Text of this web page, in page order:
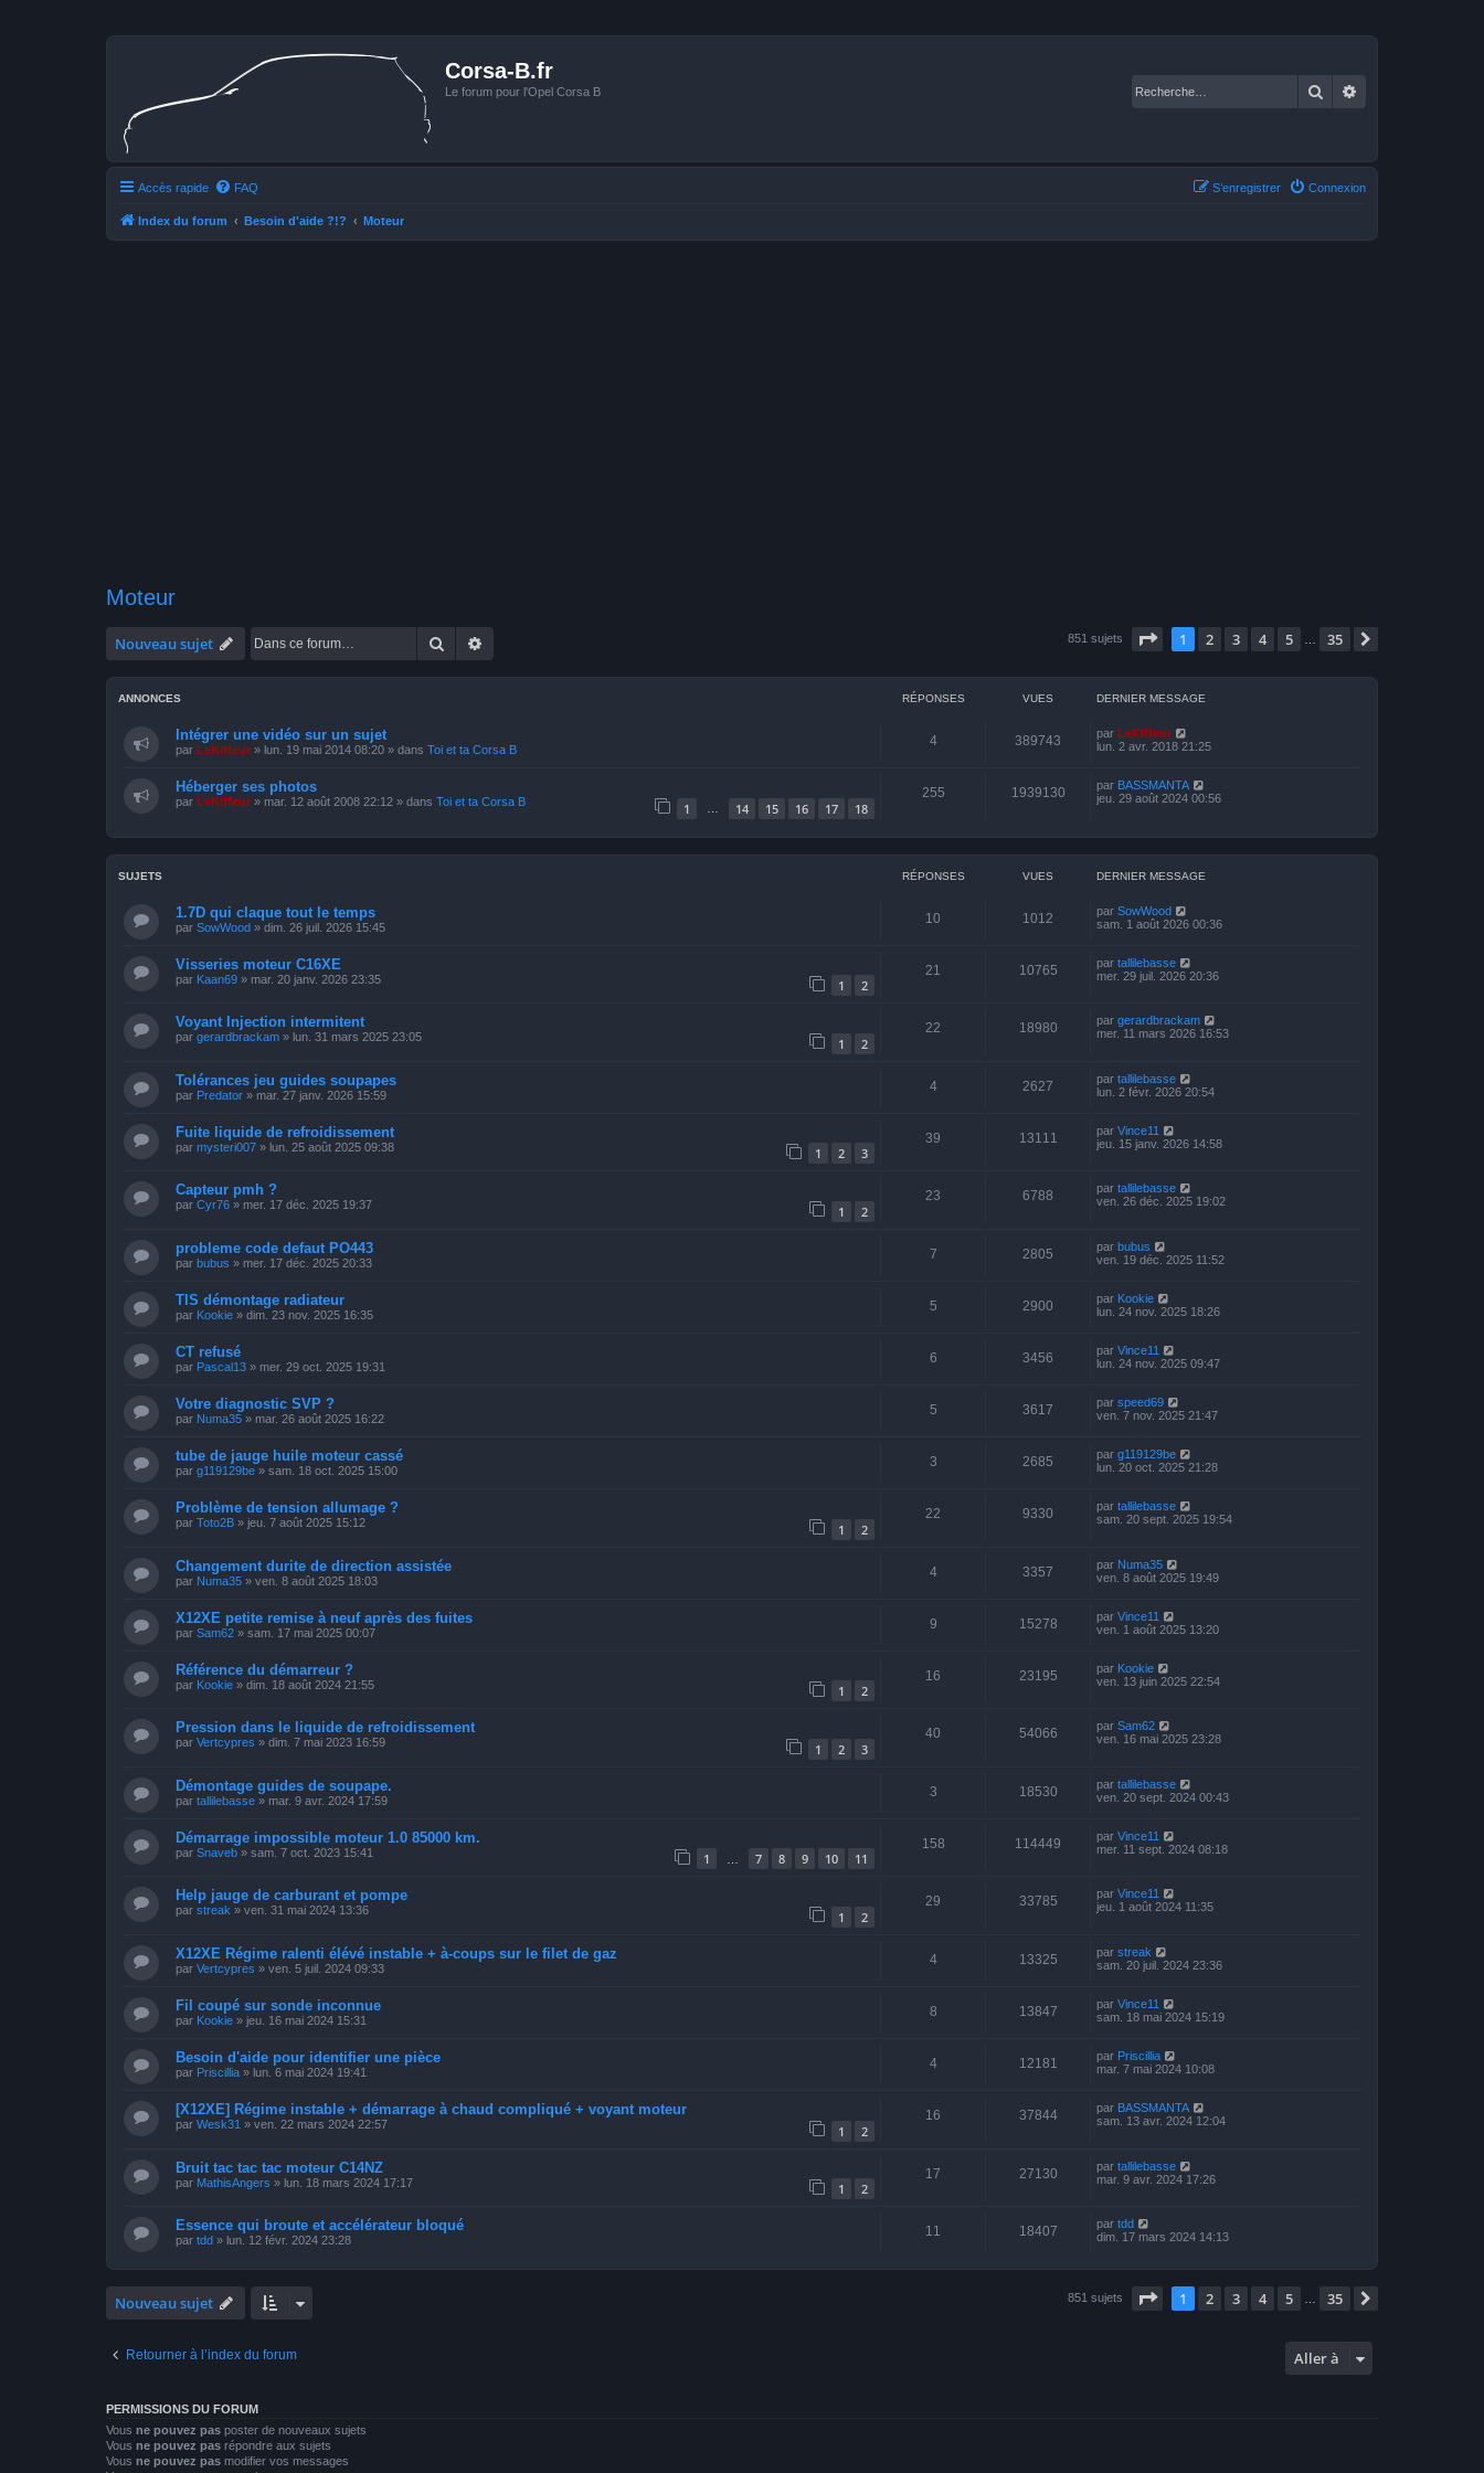
Corsa-B.fr
Le forum pour l'Opel Corsa B Rechercher
Accès rapide FAQ Connexion
S’enregistrer
Index du forum Besoin d'aide ?!? Moteur
Moteur
Nouveau sujet Rechercher 851 sujets Page sur35
1 2 3 4 5 35
ANNONCES RÉPONSES VUES DERNIER MESSAGE
Intégrer une vidéo sur un sujet
par LeKiffeur » lun. 19 mai 2014 08:20 » dans Toi et ta Corsa B
4 389743 par LeKiffeur
lun. 2 avr. 2018 21:25
Héberger ses photos
par LeKiffeur » mar. 12 août 2008 22:12 » dans Toi et ta Corsa B 1 14 15 16 17 18
255 1939130 par BASSMANTA
jeu. 29 août 2024 00:56
SUJETS RÉPONSES VUES DERNIER MESSAGE
1.7D qui claque tout le temps
par SowWood » dim. 26 juil. 2026 15:45
10 1012 par SowWood
sam. 1 août 2026 00:36
Visseries moteur C16XE
par Kaan69 » mar. 20 janv. 2026 23:35 1 2
21 10765 par tallilebasse
mer. 29 juil. 2026 20:36
Voyant Injection intermitent
par gerardbrackam » lun. 31 mars 2025 23:05 1 2
22 18980 par gerardbrackam
mer. 11 mars 2026 16:53
Tolérances jeu guides soupapes
par Predator » mar. 27 janv. 2026 15:59
4 2627 par tallilebasse
lun. 2 févr. 2026 20:54
Fuite liquide de refroidissement
par mysteri007 » lun. 25 août 2025 09:38 1 2 3
39 13111 par Vince11
jeu. 15 janv. 2026 14:58
Capteur pmh ?
par Cyr76 » mer. 17 déc. 2025 19:37 1 2
23 6788 par tallilebasse
ven. 26 déc. 2025 19:02
probleme code defaut PO443
par bubus » mer. 17 déc. 2025 20:33
7 2805 par bubus
ven. 19 déc. 2025 11:52
TIS démontage radiateur
par Kookie » dim. 23 nov. 2025 16:35
5 2900 par Kookie
lun. 24 nov. 2025 18:26
CT refusé
par Pascal13 » mer. 29 oct. 2025 19:31
6 3456 par Vince11
lun. 24 nov. 2025 09:47
Votre diagnostic SVP ?
par Numa35 » mar. 26 août 2025 16:22
5 3617 par speed69
ven. 7 nov. 2025 21:47
tube de jauge huile moteur cassé
par g119129be » sam. 18 oct. 2025 15:00
3 2685 par g119129be
lun. 20 oct. 2025 21:28
Problème de tension allumage ?
par Toto2B » jeu. 7 août 2025 15:12 1 2
22 9330 par tallilebasse
sam. 20 sept. 2025 19:54
Changement durite de direction assistée
par Numa35 » ven. 8 août 2025 18:03
4 3357 par Numa35
ven. 8 août 2025 19:49
X12XE petite remise à neuf après des fuites
par Sam62 » sam. 17 mai 2025 00:07
9 15278 par Vince11
ven. 1 août 2025 13:20
Référence du démarreur ?
par Kookie » dim. 18 août 2024 21:55 1 2
16 23195 par Kookie
ven. 13 juin 2025 22:54
Pression dans le liquide de refroidissement
par Vertcypres » dim. 7 mai 2023 16:59 1 2 3
40 54066 par Sam62
ven. 16 mai 2025 23:28
Démontage guides de soupape.
par tallilebasse » mar. 9 avr. 2024 17:59
3 18530 par tallilebasse
ven. 20 sept. 2024 00:43
Démarrage impossible moteur 1.0 85000 km.
par Snaveb » sam. 7 oct. 2023 15:41 1 7 8 9 10 11
158 114449 par Vince11
mer. 11 sept. 2024 08:18
Help jauge de carburant et pompe
par streak » ven. 31 mai 2024 13:36 1 2
29 33785 par Vince11
jeu. 1 août 2024 11:35
X12XE Régime ralenti élévé instable + à-coups sur le filet de gaz
par Vertcypres » ven. 5 juil. 2024 09:33
4 13325 par streak
sam. 20 juil. 2024 23:36
Fil coupé sur sonde inconnue
par Kookie » jeu. 16 mai 2024 15:31
8 13847 par Vince11
sam. 18 mai 2024 15:19
Besoin d'aide pour identifier une pièce
par Priscillia » lun. 6 mai 2024 19:41
4 12181 par Priscillia
mar. 7 mai 2024 10:08
[X12XE] Régime instable + démarrage à chaud compliqué + voyant moteur
par Wesk31 » ven. 22 mars 2024 22:57 1 2
16 37844 par BASSMANTA
sam. 13 avr. 2024 12:04
Bruit tac tac tac moteur C14NZ
par MathisAngers » lun. 18 mars 2024 17:17 1 2
17 27130 par tallilebasse
mar. 9 avr. 2024 17:26
Essence qui broute et accélérateur bloqué
par tdd » lun. 12 févr. 2024 23:28
11 18407 par tdd
dim. 17 mars 2024 14:13
Nouveau sujet 851 sujets Page sur35
1 2 3 4 5 35
Retourner à l’index du forum Aller à
PERMISSIONS DU FORUM
Vous ne pouvez pas poster de nouveaux sujets
Vous ne pouvez pas répondre aux sujets
Vous ne pouvez pas modifier vos messages